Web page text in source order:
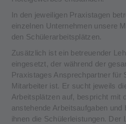
In den jeweiligen Praxistagen
einzelnen Unternehmen unsere
den Schülerarbeitsplätzen.
Zusätzlich ist ein betreuender
eingesetzt, der während der
Praxistages Ansprechpartner für
Mitarbeiter ist. Er sucht jeweils
Arbeitsplätzen auf, bespricht mit
anstehende Arbeitsaufgaben
ihnen die Schülerleistungen. Der